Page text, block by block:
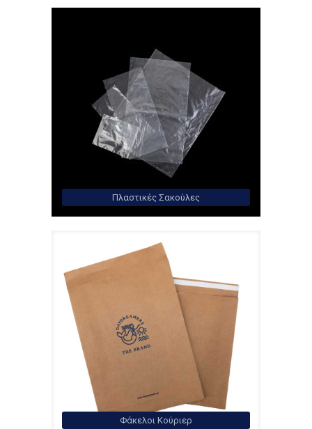
Πλαστικές Σακούλες
Φάκελοι Κούριερ